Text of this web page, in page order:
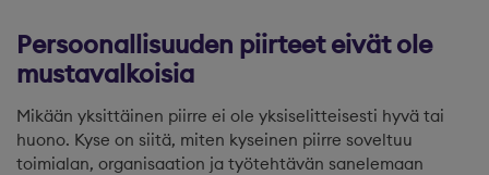
Persoonallisuuden piirteet eivät ole
mustavalkoisia
Mikään yksittäinen piirre ei ole yksiselitteisesti hyvä tai
huono. Kyse on siitä, miten kyseinen piirre soveltuu
toimialan, organisaation ja työtehtävän sanelemaan